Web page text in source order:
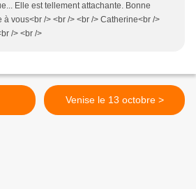
Elle est tellement attachante. Bonne
à vous<br /> <br /> <br /> Catherine<br />
/> <br />
Venise le 13 octobre >